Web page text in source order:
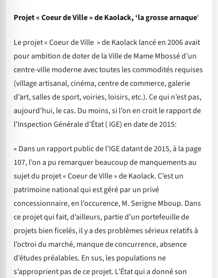
Projet « Coeur de Ville » de Kaolack, ‘la grosse arnaque‘
Le projet « Coeur de Ville » de Kaolack lancé en 2006 avait
pour ambition de doter de la Ville de Mame Mbossé d’un
centre-ville moderne avec toutes les commodités requises
(village artisanal, cinéma, centre de commerce, galerie
d’art, salles de sport, voiries, loisirs, etc.). Ce qui n’est pas,
aujourd’hui, le cas. Du moins, si l’on en croit le rapport de
l’Inspection Générale d’État ( IGE) en date de 2015:
« Dans un rapport public de l’IGE datant de 2015, à la page
107, l’on a pu remarquer beaucoup de manquements au
sujet du projet « Coeur de Ville » de Kaolack. C’est un
patrimoine national qui est géré par un privé
concessionnaire, en l’occurence, M. Serigne Mboup. Dans
ce projet qui fait, d’ailleurs, partie d’un portefeuille de
projets bien ficelés, il y a des problèmes sérieux relatifs à
l’octroi du marché, manque de concurrence, absence
d’études préalables. En sus, les populations ne
s’approprient pas de ce projet. L’État qui a donné son